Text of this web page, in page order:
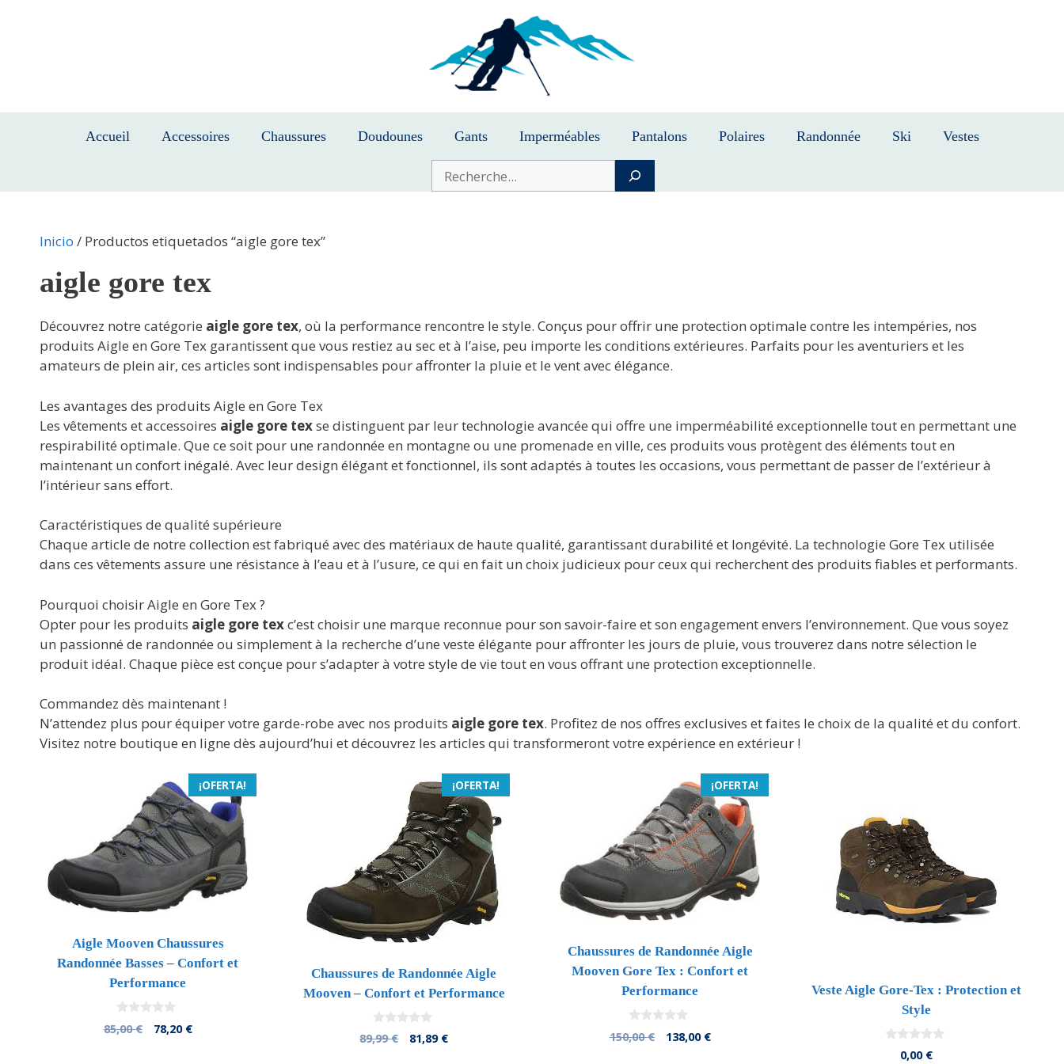
Accueil Accessoires Chaussures Doudounes Gants Imperméables Pantalons Polaires Randonnée Ski Vestes
Buscar
Inicio / Productos etiquetados “aigle gore tex”
aigle gore tex
Découvrez notre catégorie aigle gore tex, où la performance rencontre le style. Conçus pour offrir une protection optimale contre les intempéries, nos
produits Aigle en Gore Tex garantissent que vous restiez au sec et à l’aise, peu importe les conditions extérieures. Parfaits pour les aventuriers et les
amateurs de plein air, ces articles sont indispensables pour affronter la pluie et le vent avec élégance.
Les avantages des produits Aigle en Gore Tex
Les vêtements et accessoires aigle gore texse distinguent par leur technologie avancée qui offre une imperméabilité exceptionnelle tout en permettant une
respirabilité optimale. Que ce soit pour une randonnée en montagne ou une promenade en ville, ces produits vous protègent des éléments tout en
maintenant un confort inégalé. Avec leur design élégant et fonctionnel, ils sont adaptés à toutes les occasions, vous permettant de passer de l’extérieur à
l’intérieur sans effort.
Caractéristiques de qualité supérieure
Chaque article de notre collection est fabriqué avec des matériaux de haute qualité, garantissant durabilité et longévité. La technologie Gore Tex utilisée
dans ces vêtements assure une résistance à l’eau et à l’usure, ce qui en fait un choix judicieux pour ceux qui recherchent des produits fiables et performants.
Pourquoi choisir Aigle en Gore Tex ?
Opter pour les produits aigle gore texc’est choisir une marque reconnue pour son savoir-faire et son engagement envers l’environnement. Que vous soyez
un passionné de randonnée ou simplement à la recherche d’une veste élégante pour affronter les jours de pluie, vous trouverez dans notre sélection le
produit idéal. Chaque pièce est conçue pour s’adapter à votre style de vie tout en vous offrant une protection exceptionnelle.
Commandez dès maintenant !
N’attendez plus pour équiper votre garde-robe avec nos produits aigle gore tex. Profitez de nos offres exclusives et faites le choix de la qualité et du confort.
Visitez notre boutique en ligne dès aujourd’hui et découvrez les articles qui transformeront votre expérience en extérieur !
¡OFERTA!
Aigle Mooven Chaussures
Randonnée Basses – Confort et
Performance
0
d
85,00€
El
78,20 €El
¡OFERTA!
Chaussures de Randonnée Aigle
Mooven – Confort et Performance
0
d
89,99€
El
81,89 €El
¡OFERTA!
Chaussures de Randonnée Aigle
Mooven Gore Tex : Confort et
Performance
0
d
150,00€
El
138,00 €El
Veste Aigle Gore-Tex : Protection et
Style
0,00 €